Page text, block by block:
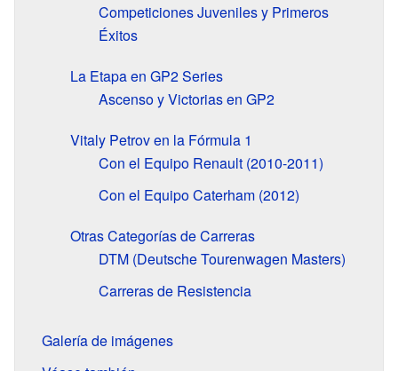
Competiciones Juveniles y Primeros
Éxitos
La Etapa en GP2 Series
Ascenso y Victorias en GP2
Vitaly Petrov en la Fórmula 1
Con el Equipo Renault (2010-2011)
Con el Equipo Caterham (2012)
Otras Categorías de Carreras
DTM (Deutsche Tourenwagen Masters)
Carreras de Resistencia
Galería de imágenes